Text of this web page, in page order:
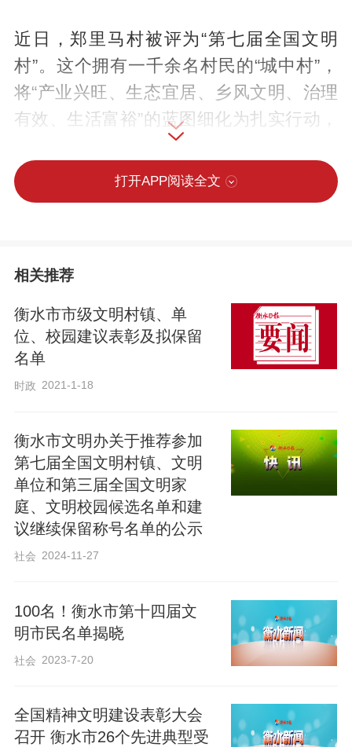
近日，郑里马村被评为“第七届全国文明
村”。这个拥有一千余名村民的“城中村”，
将“产业兴旺、生态宜居、乡风文明、治理
有效、生活富裕”的蓝图细化为扎实行动，
成功探索出一条城乡融合地带的文明蝶变
之路。
郑里马村将人居环境整治与盘活资源巧妙
结合，促进强村富民。
曾经尘土飞扬的村委会门前5000余平方米
建筑工地，如今已“破茧成蝶”，化身为绿意
车充电桩悄然“上岗”，更率先引入智慧梯控
系统，为“电动自行车不上楼”筑起牢固的安
打开APP阅读全文
相关推荐
衡水市市级文明村镇、单
位、校园建议表彰及拟保留
名单
时政 2021-1-18
衡水市文明办关于推荐参加
第七届全国文明村镇、文明
单位和第三届全国文明家
庭、文明校园候选名单和建
议继续保留称号名单的公示
社会 2024-11-27
100名！衡水市第十四届文
明市民名单揭晓
社会 2023-7-20
全国精神文明建设表彰大会
召开 衡水市26个先进典型受